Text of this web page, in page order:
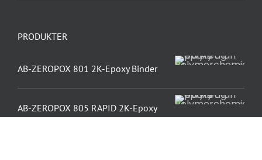
PRODUKTER
AB-ZEROPOX 801 2K-Epoxy Binder
AB-ZEROPOX 805 RAPID 2K-Epoxy